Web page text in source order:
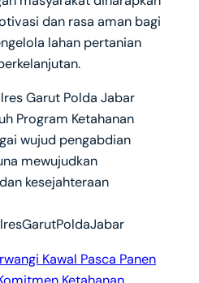
dan rasa aman bagi
lahan pertanian
Garut Polda Jabar
Program Ketahanan
wujud pengabdian
mewujudkan
kesejahteraan
Kawal Pasca Panen